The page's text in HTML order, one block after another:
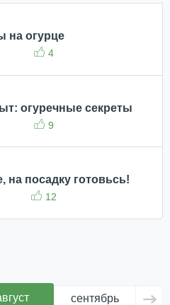
на огурце
4
огуречные секреты
9
на посадку готовьсь!
12
сентябрь